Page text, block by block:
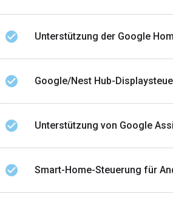
check_circle Unterstützung der Google
check_circle Google/Nest Hub-
check_circle Unterstützung von Google
check_circle Smart-Home-Steuerung für